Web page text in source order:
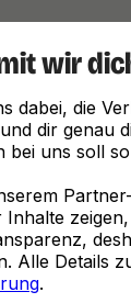
wir
dabei, die
dir genau
bei uns soll
Alle Details
.